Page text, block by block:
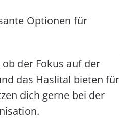
Optionen für
der Fokus auf der
das Haslital bieten für
dich gerne bei der